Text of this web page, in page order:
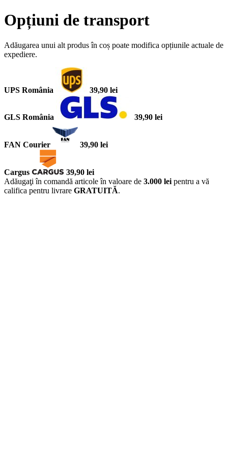
Opțiuni de transport
Adăugarea unui alt produs în coș poate modifica opțiunile actuale de
expediere.
UPS România 39,90 lei
GLS România 39,90 lei
FAN Courier 39,90 lei
Cargus
39,90 lei
Adăugaţi în comandă articole în valoare de 3.000 lei pentru a vă
califica pentru livrare GRATUITĂ.